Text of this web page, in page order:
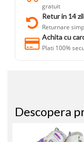
gratuit
Retur in 14
Returnare
Achita cu
Plati 100%
Descopera